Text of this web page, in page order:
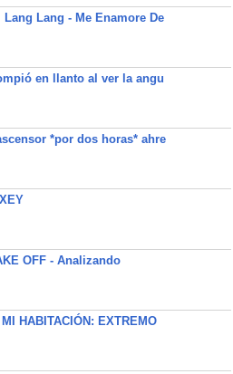
Lang Lang - Me Enamore De
en llanto al ver la angu
*por dos horas* ahre
OFF - Analizando
HABITACIÓN: EXTREMO